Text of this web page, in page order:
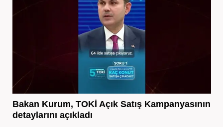
Bakan Kurum, TOKİ Açık Satış Kampanyasının
detaylarını açıkladı